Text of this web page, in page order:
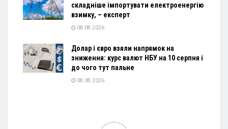
складніше імпортувати електроенергію
взимку, – експерт
08.08.2026
Долар і євро взяли напрямок на
зниження: курс валют НБУ на 10 серпня і
до чого тут пальне
08.08.2026